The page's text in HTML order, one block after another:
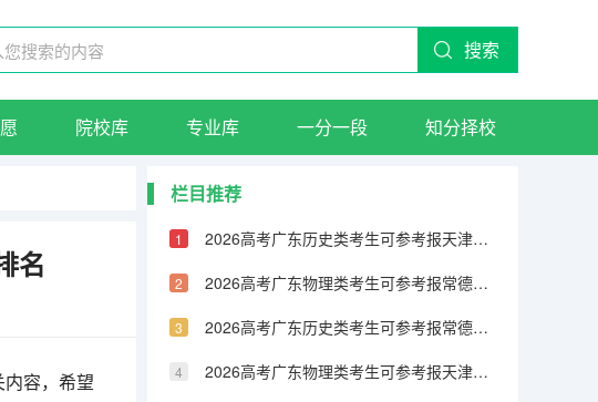
搜索
院校库 专业库 一分一段 知分择校
名
容，希望
栏目推荐
2026高考广东历史类考生可参考报天津城市建设管理职业技术学院的专业汇总
2026高考广东物理类考生可参考报常德职业技术学院的专业汇总
2026高考广东历史类考生可参考报常德职业技术学院的专业汇总
2026高考广东物理类考生可参考报天津铁道职业技术学院的专业汇总